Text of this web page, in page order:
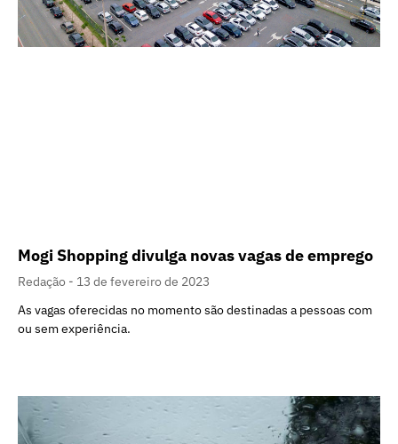
Mogi Shopping divulga novas vagas de emprego
Redação
13 de fevereiro de 2023
As vagas oferecidas no momento são destinadas a pessoas com
ou sem experiência.